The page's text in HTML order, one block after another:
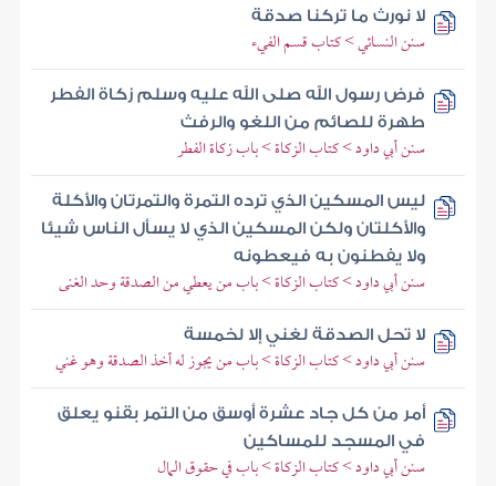
لا نورث ما تركنا صدقة
سنن النسائي > كتاب قسم الفيء
فرض رسول الله صلى الله عليه وسلم زكاة الفطر
طهرة للصائم من اللغو والرفث
سنن أبي داود > كتاب الزكاة > باب زكاة الفطر
ليس المسكين الذي ترده التمرة والتمرتان والأكلة
والأكلتان ولكن المسكين الذي لا يسأل الناس شيئا
ولا يفطنون به فيعطونه
سنن أبي داود > كتاب الزكاة > باب من يعطي من الصدقة وحد الغنى
لا تحل الصدقة لغني إلا لخمسة
سنن أبي داود > كتاب الزكاة > باب من يجوز له أخذ الصدقة وهو غني
أمر من كل جاد عشرة أوسق من التمر بقنو يعلق
في المسجد للمساكين
سنن أبي داود > كتاب الزكاة > باب في حقوق المال